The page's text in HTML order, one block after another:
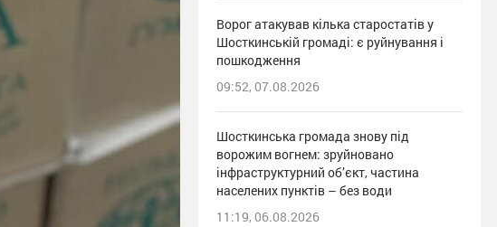
Ворог атакував кілька старостатів у
Шосткинській громаді: є руйнування і
пошкодження
09:52, 07.08.2026
Шосткинська громада знову під
ворожим вогнем: зруйновано
інфраструктурний об’єкт, частина
населених пунктів – без води
11:19, 06.08.2026